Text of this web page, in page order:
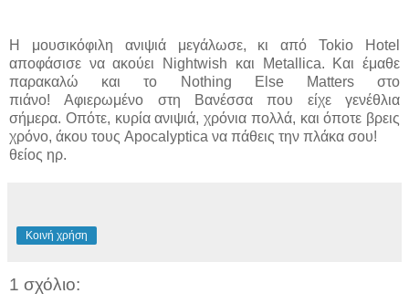
Η μουσικόφιλη ανιψιά μεγάλωσε, κι από Tokio Hotel
αποφάσισε να ακούει Nightwish και Metallica. Και έμαθε
παρακαλώ και το Nothing Else Matters στο
πιάνο! Αφιερωμένο στη Βανέσσα που είχε γενέθλια
σήμερα. Οπότε, κυρία ανιψιά, χρόνια πολλά, και όποτε βρεις
χρόνο, άκου τους Apocalyptica να πάθεις την πλάκα σου!
θείος ηρ.
Κοινή χρήση
1 σχόλιο: